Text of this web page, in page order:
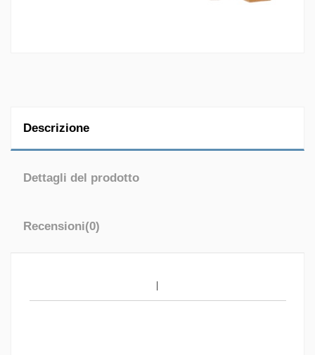
Descrizione
Dettagli del prodotto
Recensioni(0)